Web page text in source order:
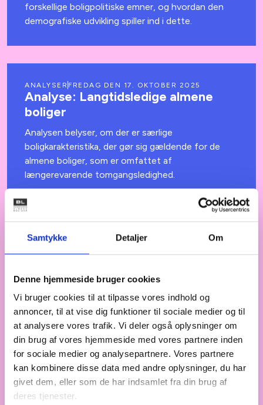
Samtykke Detaljer Om
Denne hjemmeside bruger cookies
Vi bruger cookies til at tilpasse vores indhold og
annoncer, til at vise dig funktioner til sociale medier og til
at analysere vores trafik. Vi deler også oplysninger om
din brug af vores hjemmeside med vores partnere inden
for sociale medier og analysepartnere. Vores partnere
kan kombinere disse data med andre oplysninger, du har
givet dem, eller som de har indsamlet fra din brug af
deres tjenester.
forskellige boligpolitiske emner, og hvordan den
demografiske udvikling spiller ind i dette.
ANALYSER FREDAG DEN 17. OKTOBER 2025
Analyse: Langtidsledige almene
boliger
Analysen belyser, om der er særlige
boligkarakteristika, der gør sig gældende for de
almene boliger, som er omfattet af
længerevarende tomgangsledighed.
ANALYSER ONSDAG DEN 8. OKTOBER 2025
Analyse: Aalborg-modellen –
En helhedsplansindsats i Aalborg Øst har øget
beskæftigelsen i området, tiltrukket flere
ressourcestærke beboere og forbedret adgangen
til lokale sundhedsydelser.
BYUDVIKLING